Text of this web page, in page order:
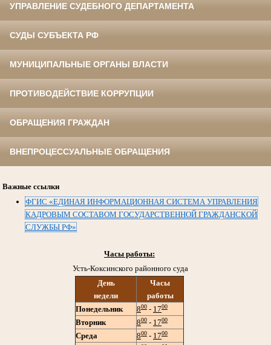
УПРАВЛЕНИЕ СУДЕБНОГО ДЕПАРТАМЕНТА
СУДЫ СУБЪЕКТА РФ
МУНИЦИПАЛЬНЫЕ ОРГАНЫ ВЛАСТИ
ПРОТИВОДЕЙСТВИЕ КОРРУПЦИИ
ОБРАЩЕНИЯ ГРАЖДАН
ВНЕПРОЦЕССУАЛЬНЫЕ ОБРАЩЕНИЯ
Важные ссылки
ФГИС «ЕДИНАЯ ИНФОРМАЦИОННАЯ СИСТЕМА УПРАВЛЕНИЯ
КАДРОВЫМ СОСТАВОМ ГОСУДАРСТВЕННОЙ ГРАЖДАНСКОЙ
СЛУЖБЫ РФ»
Часы работы:
Усть-Коксинского районного суда
День
недели
Часы
работы
Понедельник
800 - 1700
Вторник 800 - 1700
Среда 800 - 1700